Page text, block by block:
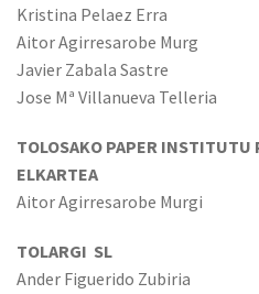
Kristina Pelaez Erra
Aitor Agirresarobe Murg
Javier Zabala Sastre
Jose Mª Villanueva Telleria
TOLOSAKO PAPER INSTITUTU
ELKARTEA
Aitor Agirresarobe Murgi
TOLARGI SL
Ander Figuerido Zubiria